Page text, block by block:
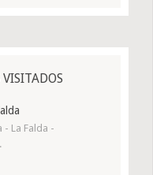
- La Falda -